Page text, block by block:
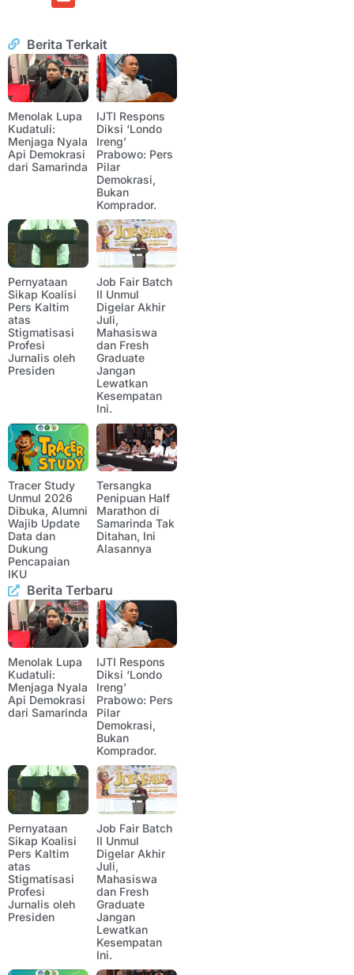
Berita Terkait
Menolak Lupa
Kudatuli:
Menjaga Nyala
Api Demokrasi
dari Samarinda
IJTI Respons
Diksi ‘Londo
Ireng’
Prabowo: Pers
Pilar
Demokrasi,
Bukan
Komprador.
Pernyataan
Sikap Koalisi
Pers Kaltim
atas
Stigmatisasi
Profesi
Jurnalis oleh
Presiden
Job Fair Batch
II Unmul
Digelar Akhir
Juli,
Mahasiswa
dan Fresh
Graduate
Jangan
Lewatkan
Kesempatan
Ini.
Tracer Study
Unmul 2026
Dibuka, Alumni
Wajib Update
Data dan
Dukung
Pencapaian
IKU
Tersangka
Penipuan Half
Marathon di
Samarinda Tak
Ditahan, Ini
Alasannya
Berita Terbaru
Menolak Lupa
Kudatuli:
Menjaga Nyala
Api Demokrasi
dari Samarinda
IJTI Respons
Diksi ‘Londo
Ireng’
Prabowo: Pers
Pilar
Demokrasi,
Bukan
Komprador.
Pernyataan
Sikap Koalisi
Pers Kaltim
atas
Stigmatisasi
Profesi
Jurnalis oleh
Presiden
Job Fair Batch
II Unmul
Digelar Akhir
Juli,
Mahasiswa
dan Fresh
Graduate
Jangan
Lewatkan
Kesempatan
Ini.